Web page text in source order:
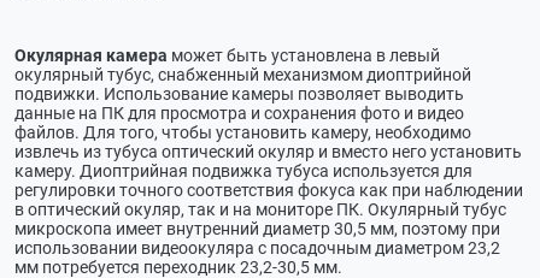
Окулярная камера может быть установлена в левый
окулярный тубус, снабженный механизмом диоптрийной
подвижки. Использование камеры позволяет выводить
данные на ПК для просмотра и сохранения фото и видео
файлов. Для того, чтобы установить камеру, необходимо
извлечь из тубуса оптический окуляр и вместо него установить
камеру. Диоптрийная подвижка тубуса используется для
регулировки точного соответствия фокуса как при наблюдении
в оптический окуляр, так и на мониторе ПК. Окулярный тубус
микроскопа имеет внутренний диаметр 30,5 мм, поэтому при
использовании видеоокуляра с посадочным диаметром 23,2
мм потребуется переходник 23,2-30,5 мм.